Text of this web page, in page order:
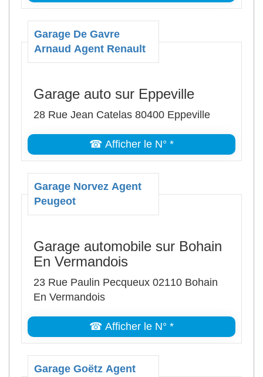
Garage De Gavre
Arnaud Agent Renault
Garage auto sur Eppeville
28 Rue Jean Catelas 80400 Eppeville
☎ Afficher le N° *
Garage Norvez Agent
Peugeot
Garage automobile sur Bohain
En Vermandois
23 Rue Paulin Pecqueux 02110 Bohain
En Vermandois
☎ Afficher le N° *
Garage Goëtz Agent